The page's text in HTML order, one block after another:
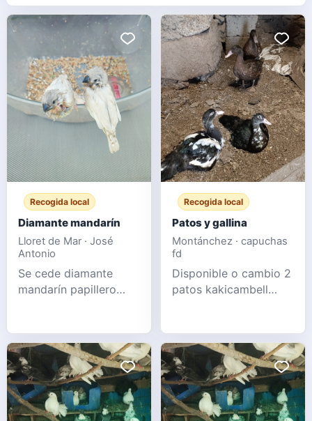
Recogida local
Diamante mandarín
Lloret de Mar · José
Antonio
Se cede diamante
mandarín papillero
Recogida local
Patos y gallina
Montánchez · capuchas
fd
Disponible o cambio 2
patos kakicambell
de mayo de 2026 En
Montánchez Cáceres